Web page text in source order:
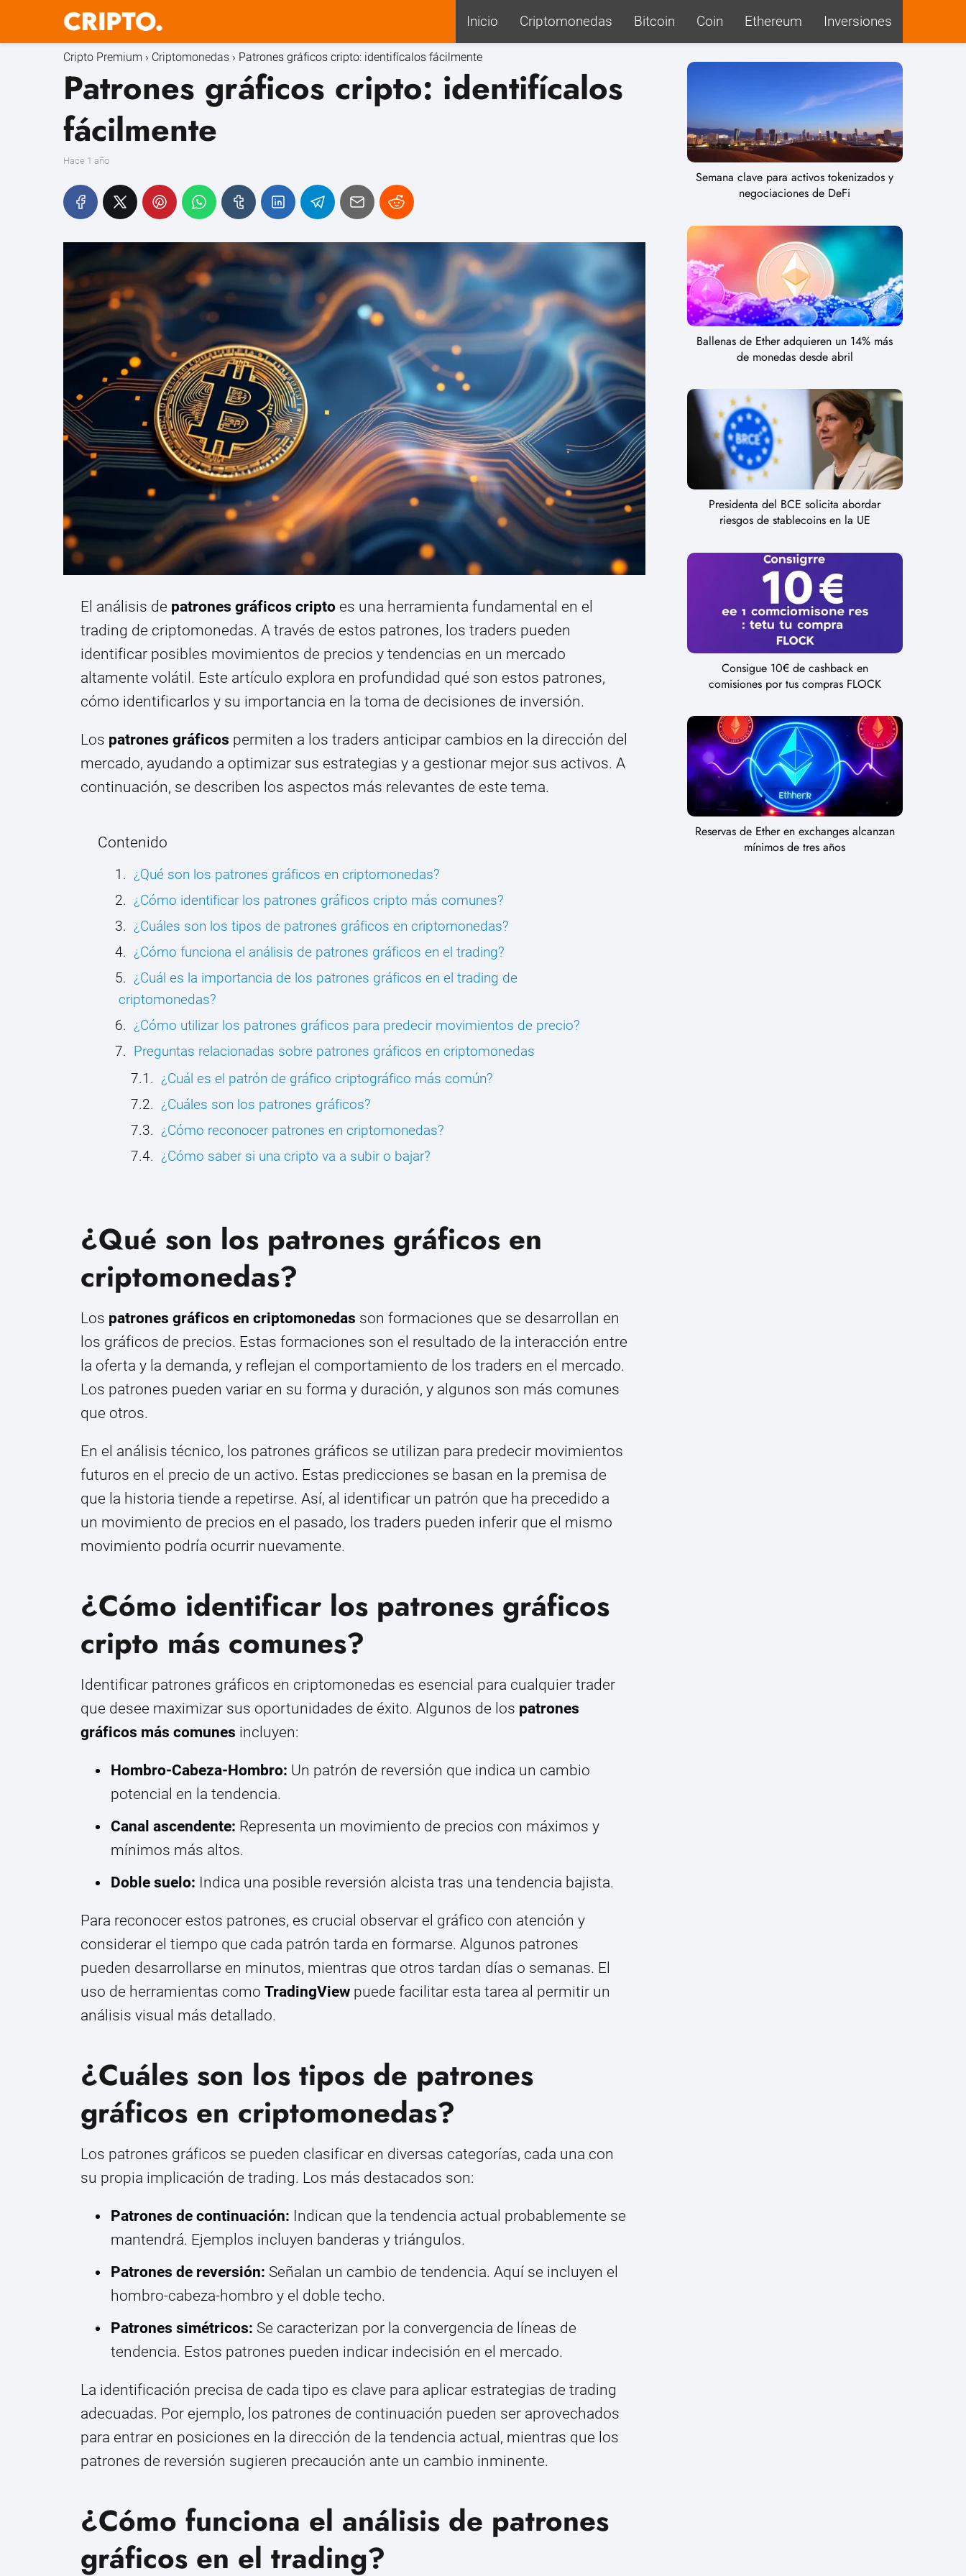
Inicio Criptomonedas Bitcoin Coin Ethereum Inversiones
Cripto Premium Criptomonedas Patrones gráficos cripto: identifícalos fácilmente
Patrones gráficos cripto: identifícalos
fácilmente
hace 1 año
El análisis de patrones gráficos cripto es una herramienta fundamental en el
trading de criptomonedas. A través de estos patrones, los traders pueden
identificar posibles movimientos de precios y tendencias en un mercado
altamente volátil. Este artículo explora en profundidad qué son estos patrones,
cómo identificarlos y su importancia en la toma de decisiones de inversión.
Los patrones gráficos permiten a los traders anticipar cambios en la dirección del
mercado, ayudando a optimizar sus estrategias y a gestionar mejor sus activos. A
continuación, se describen los aspectos más relevantes de este tema.
Contenido
¿Qué son los patrones gráficos en criptomonedas?
¿Cómo identificar los patrones gráficos cripto más comunes?
¿Cuáles son los tipos de patrones gráficos en criptomonedas?
¿Cómo funciona el análisis de patrones gráficos en el trading?
¿Cuál es la importancia de los patrones gráficos en el trading de
criptomonedas?
¿Cómo utilizar los patrones gráficos para predecir movimientos de precio?
Preguntas relacionadas sobre patrones gráficos en criptomonedas
¿Cuál es el patrón de gráfico criptográfico más común?
¿Cuáles son los patrones gráficos?
¿Cómo reconocer patrones en criptomonedas?
¿Cómo saber si una cripto va a subir o bajar?
¿Qué son los patrones gráficos en
criptomonedas?
Los patrones gráficos en criptomonedas son formaciones que se desarrollan en
los gráficos de precios. Estas formaciones son el resultado de la interacción entre
la oferta y la demanda, y reflejan el comportamiento de los traders en el mercado.
Los patrones pueden variar en su forma y duración, y algunos son más comunes
que otros.
En el análisis técnico, los patrones gráficos se utilizan para predecir movimientos
futuros en el precio de un activo. Estas predicciones se basan en la premisa de
que la historia tiende a repetirse. Así, al identificar un patrón que ha precedido a
un movimiento de precios en el pasado, los traders pueden inferir que el mismo
movimiento podría ocurrir nuevamente.
¿Cómo identificar los patrones gráficos
cripto más comunes?
Identificar patrones gráficos en criptomonedas es esencial para cualquier trader
que desee maximizar sus oportunidades de éxito. Algunos de los patrones
gráficos más comunes incluyen:
Hombro-Cabeza-Hombro: Un patrón de reversión que indica un cambio
potencial en la tendencia.
Canal ascendente: Representa un movimiento de precios con máximos y
mínimos más altos.
Doble suelo: Indica una posible reversión alcista tras una tendencia bajista.
Para reconocer estos patrones, es crucial observar el gráfico con atención y
considerar el tiempo que cada patrón tarda en formarse. Algunos patrones
pueden desarrollarse en minutos, mientras que otros tardan días o semanas. El
uso de herramientas como TradingView puede facilitar esta tarea al permitir un
análisis visual más detallado.
¿Cuáles son los tipos de patrones
gráficos en criptomonedas?
Los patrones gráficos se pueden clasificar en diversas categorías, cada una con
su propia implicación de trading. Los más destacados son:
Patrones de continuación: Indican que la tendencia actual probablemente se
mantendrá. Ejemplos incluyen banderas y triángulos.
Patrones de reversión: Señalan un cambio de tendencia. Aquí se incluyen el
hombro-cabeza-hombro y el doble techo.
Patrones simétricos: Se caracterizan por la convergencia de líneas de
tendencia. Estos patrones pueden indicar indecisión en el mercado.
La identificación precisa de cada tipo es clave para aplicar estrategias de trading
adecuadas. Por ejemplo, los patrones de continuación pueden ser aprovechados
para entrar en posiciones en la dirección de la tendencia actual, mientras que los
patrones de reversión sugieren precaución ante un cambio inminente.
¿Cómo funciona el análisis de patrones
gráficos en el trading?
Semana clave para activos tokenizados y
negociaciones de DeFi
Ballenas de Ether adquieren un 14% más
de monedas desde abril
Presidenta del BCE solicita abordar
riesgos de stablecoins en la UE
Consigue 10€ de cashback en
comisiones por tus compras FLOCK
Reservas de Ether en exchanges alcanzan
mínimos de tres años